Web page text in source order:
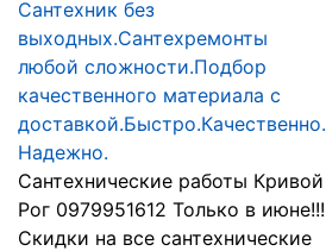
Сантехник без
выходных.Сантехремонты
любой сложности.Подбор
качественного материала с
доставкой.Быстро.Качественно.
Надежно.
Сантехнические работы Кривой
Рог 0979951612 Только в июне!!!
Скидки на все сантехнические